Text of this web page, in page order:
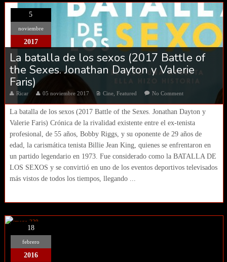
5
noviembre
2017
La batalla de los sexos (2017 Battle of
the Sexes. Jonathan Dayton y Valerie
Faris)
Ricar 05 noviembre 2017 Cine, Featured No Comment
La batalla de los sexos (2017 Battle of the Sexes. Jonathan Dayton y
Valerie Faris) Crónica de la rivalidad existente entre el ex-tenista
profesional, de 55 años, Bobby Riggs, y su oponente de 29 años de
edad, la carismática tenista Billie Jean King, quienes se enfrentaron en
un partido legendario en 1973. Fue considerado como la BATALLA DE
LOS SEXOS y se convirtió en uno de los eventos deportivos televisados
​​más vistos de todos los tiempos, llegando ...
18
febrero
2016